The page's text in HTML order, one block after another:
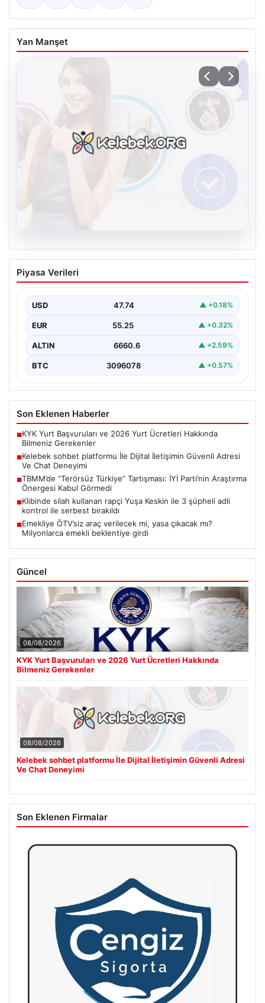
Yan Manşet
Kelebek sohbet platformu İle Dijital
İletişimin Güvenli Adresi Ve Chat
İnternet çağında insanların güvenli bir biçimde bağlantı
Piyasa Verileri
USD 47.74 ▲ +0.18%
EUR 55.25 ▲ +0.32%
ALTIN 6660.6 ▲ +2.59%
BTC 3096078 ▲ +0.57%
Son Eklenen Haberler
■KYK Yurt Başvuruları ve 2026 Yurt Ücretleri Hakkında
Bilmeniz Gerekenler
■Kelebek sohbet platformu İle Dijital İletişimin Güvenli Adresi
Ve Chat Deneyimi
■TBMM’de “Terörsüz Türkiye” Tartışması: İYİ Parti’nin Araştırma
Önergesi Kabul Görmedi
■Klibinde silah kullanan rapçi Yuşa Keskin ile 3 şüpheli adli
kontrol ile serbest bırakıldı
■Emekliye ÖTV’siz araç verilecek mi, yasa çıkacak mı?
Milyonlarca emekli beklentiye girdi
Güncel
08/08/2026
KYK Yurt Başvuruları ve 2026 Yurt Ücretleri Hakkında
Bilmeniz Gerekenler
08/08/2026
Kelebek sohbet platformu İle Dijital İletişimin Güvenli Adresi
Ve Chat Deneyimi
Son Eklenen Firmalar